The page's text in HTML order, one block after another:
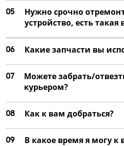
05
Нужно срочно
устройство, есть
06 Какие запчасти вы
07
Можете забрать/
курьером?
08 Как к вам добраться?
09 В какое время я могу к